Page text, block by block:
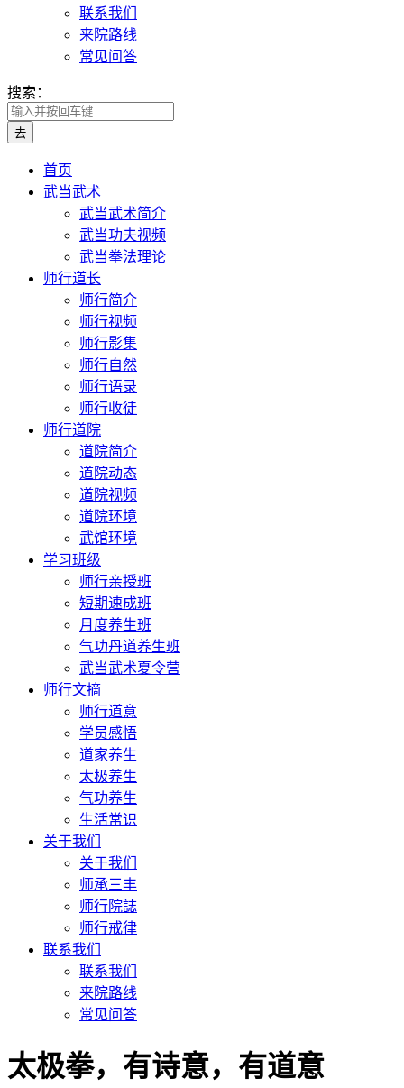
联系我们
来院路线
常见问答
搜索：
首页
武当武术
武当武术简介
武当功夫视频
武当拳法理论
师行道长
师行简介
师行视频
师行影集
师行自然
师行语录
师行收徒
师行道院
道院简介
道院动态
道院视频
道院环境
武馆环境
学习班级
师行亲授班
短期速成班
月度养生班
气功丹道养生班
武当武术夏令营
师行文摘
师行道意
学员感悟
道家养生
太极养生
气功养生
生活常识
关于我们
关于我们
师承三丰
师行院誌
师行戒律
联系我们
联系我们
来院路线
常见问答
太极拳，有诗意，有道意